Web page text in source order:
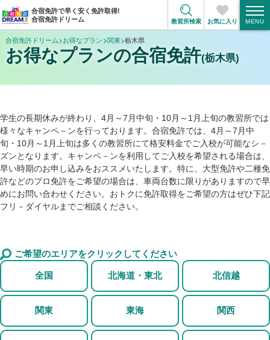
合宿免許で早く安く免許取得!
合宿免許ドリーム
教習所検索 お気に入り
合宿免許ドリーム お得なプラン 関東 栃木県
お得なプランの合宿免許(栃木県)
学生の長期休みが終わり、4月～7月中旬・10月～1月上旬の教習所では
様々なキャンペ－ンを行っております。合宿免許では、4月～7月中
旬・10月～1月上旬は多くの教習所にて格安料金でご入校が可能なシ－
ズンとなります。キャンペ－ンを利用してご入校を希望される場合は、
早い時期のお申し込みをおススメいたします。特に、大型免許や二種免
許などのプロ免許をご希望の場合は、車両台数に限りがありますので早
めにお問い合わせください。おトクに免許取得をご希望の方はぜひ下記
フリ－ダイヤルまでご相談ください。
ご希望のエリアをクリックしてください
全国 北海道・東北 北信越
関東 東海 関西